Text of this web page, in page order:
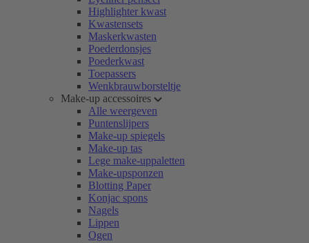
Highlighter kwast
Kwastensets
Maskerkwasten
Poederdonsjes
Poederkwast
Toepassers
Wenkbrauwborsteltje
Make-up accessoires
Alle weergeven
Puntenslijpers
Make-up spiegels
Make-up tas
Lege make-uppaletten
Make-upsponzen
Blotting Paper
Konjac spons
Nagels
Lippen
Ogen